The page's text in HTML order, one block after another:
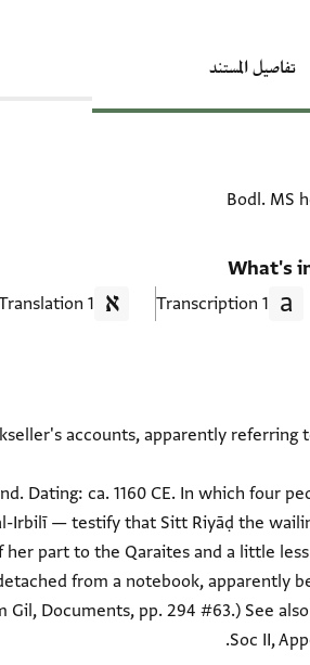
تفاصيل المستند
Bodl. MS
What's
1 Transcription
1 Translation
Dating: ca. 1160 CE. In which four
Irbilī — testify that Sitt Riyāḍ the
part to the Qaraites and a little
from a notebook, apparently
Documents, pp. 294 #63.) See